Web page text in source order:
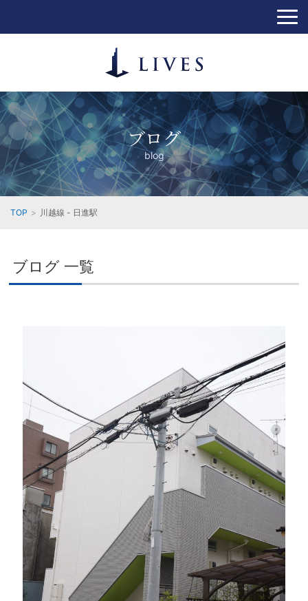
ブログ
blog
TOP 川越線 - 日進駅
ブログ 一覧